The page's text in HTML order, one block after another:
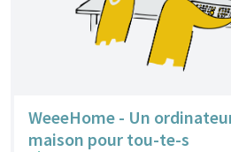
WeeeHome - Un
maison pour tou-te-s